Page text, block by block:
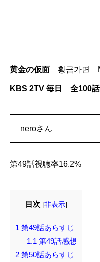
黄金の仮面 황금가면
KBS 2TV 毎日 全100話
neroさん
第49話視聴率16.2%
目次 [非表示]
1 第49話あらすじ
1.1 第49話感想
2 第50話あらすじ